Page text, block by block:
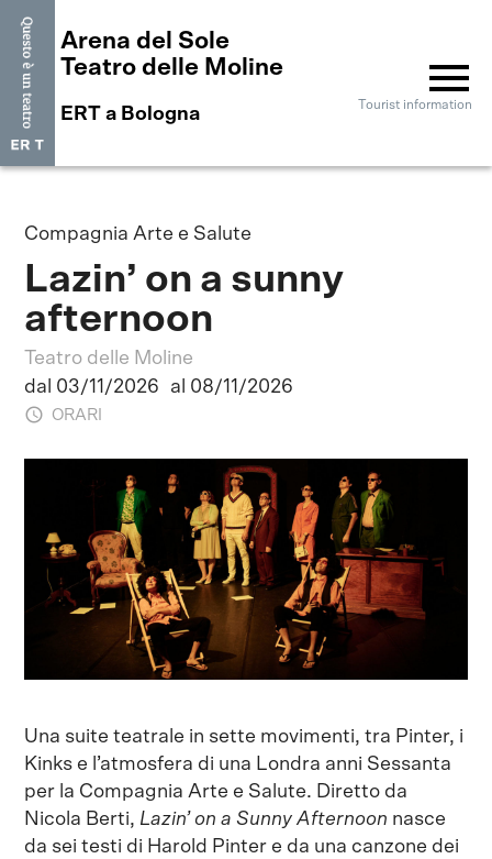
Arena del Sole
Teatro delle Moline
ERT a Bologna
menu
Tourist information
Compagnia Arte e Salute
Lazin’ on a sunny
afternoon
Teatro delle Moline
dal 03/11/2026
al 08/11/2026
ORARI
Una suite teatrale in sette movimenti, tra Pinter, i
Kinks e l’atmosfera di una Londra anni Sessanta
per la Compagnia Arte e Salute. Diretto da
Nicola Berti, Lazin’ on a Sunny Afternoon nasce
da sei testi di Harold Pinter e da una canzone dei